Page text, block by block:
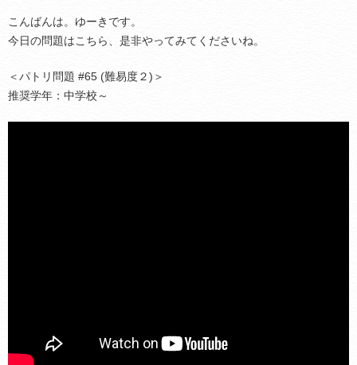
こんばんは。ゆーきです。
今日の問題はこちら、是非やってみてくださいね。
＜パトリ問題 #65 (難易度２)＞
推奨学年：中学校～